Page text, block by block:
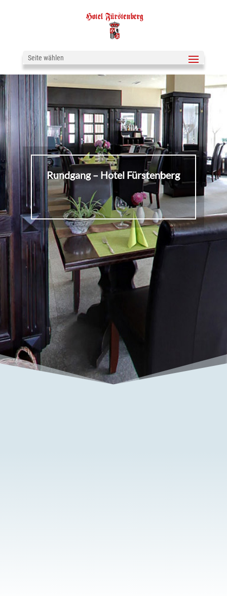
Seite wählen
Rundgang – Hotel Fürstenberg